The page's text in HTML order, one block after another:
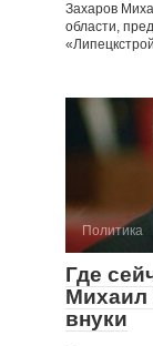
Захаров
области,
Политика
Где
Михаил
внуки